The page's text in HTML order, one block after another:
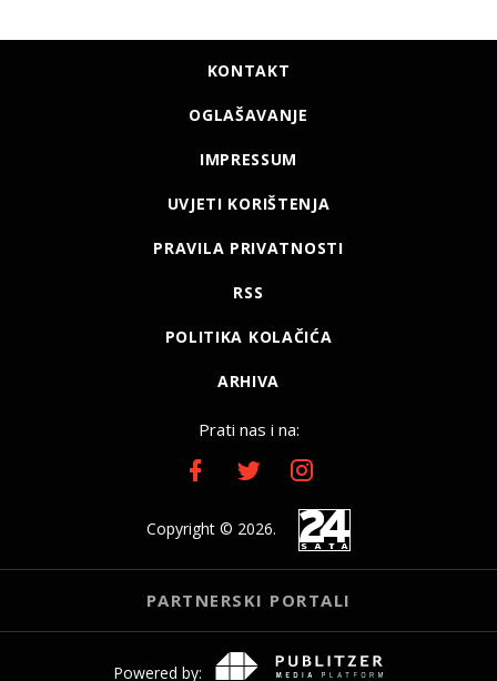
KONTAKT
OGLAŠAVANJE
IMPRESSUM
UVJETI KORIŠTENJA
PRAVILA PRIVATNOSTI
RSS
POLITIKA KOLAČIĆA
ARHIVA
Prati nas i na:
Copyright © 2026.
PARTNERSKI PORTALI
Powered by: